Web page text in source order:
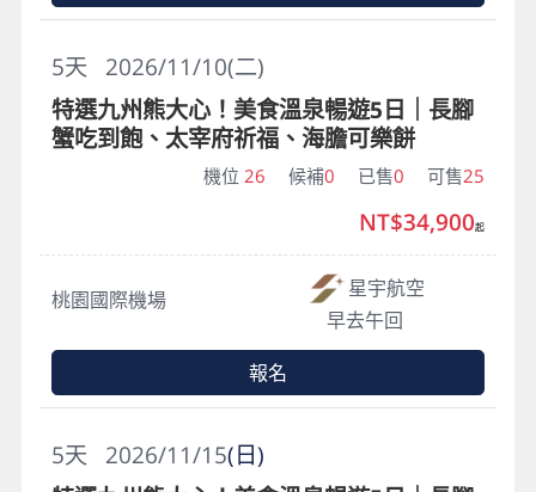
2026/11/10(二)
5天
特選九州熊大心！美食溫泉暢遊5日｜長腳
蟹吃到飽、太宰府祈福、海膽可樂餅
機位 26 候補0 已售0 可售25
桃園國際機場
星宇航空
早去午回
NT$34,900起
報名
2026/11/15(日)
5天